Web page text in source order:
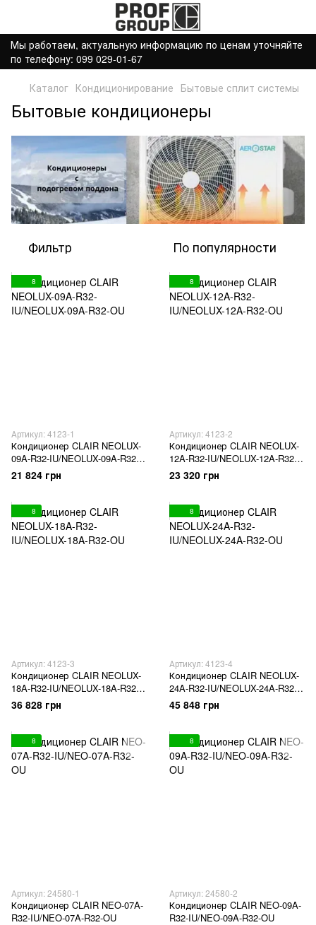
Мы работаем, актуальную информацию по ценам уточняйте
по телефону: 099 029-01-67
Каталог Кондиционирование Бытовые сплит системы
Бытовые кондиционеры
Фильтр По популярности
8
Артикул: 4123-1
Кондиционер CLAIR NEOLUX-
09A-R32-IU/NEOLUX-09A-R32-
OU
21 824 грн
8
Артикул: 4123-2
Кондиционер CLAIR NEOLUX-
12A-R32-IU/NEOLUX-12A-R32-
OU
23 320 грн
8
Артикул: 4123-3
Кондиционер CLAIR NEOLUX-
18A-R32-IU/NEOLUX-18A-R32-
OU
36 828 грн
8
Артикул: 4123-4
Кондиционер CLAIR NEOLUX-
24A-R32-IU/NEOLUX-24A-R32-
OU
45 848 грн
8
Артикул: 24580-1
Кондиционер CLAIR NEO-07A-
R32-IU/NEO-07A-R32-OU
8
Артикул: 24580-2
Кондиционер CLAIR NEO-09A-
R32-IU/NEO-09A-R32-OU